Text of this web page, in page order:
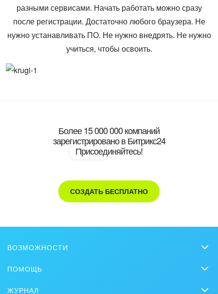
разными сервисами. Начать работать можно сразу
после регистрации. Достаточно любого браузера. Не
нужно устанавливать ПО. Не нужно внедрять. Не нужно
учиться, чтобы освоить.
Более 15 000 000 компаний
зарегистрировано в Битрикс24
Присоединяйтесь!
СОЗДАТЬ БЕСПЛАТНО
ВОЗМОЖНОСТИ
Онлайн-офис
Видеозвонки HD
ПОМОЩЬ
ЖУРНАЛ